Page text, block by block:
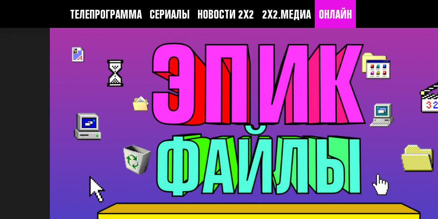
ТЕЛЕПРОГРАММА СЕРИАЛЫ НОВОСТИ 2Х2 2Х2.МЕДИА ОНЛАЙН